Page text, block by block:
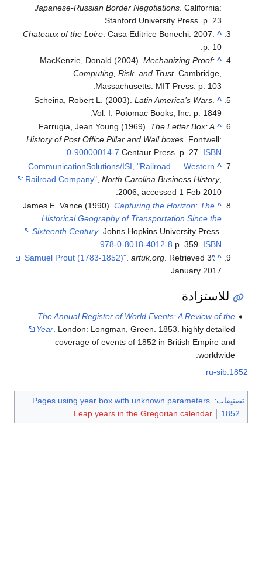
Japanese-Russian Border Negotiations . California:
Stanford University Press. p. 23.
^
Chateaux of the Loire . Casa Editrice Bonechi. 2007.
p. 10.
^
MacKenzie, Donald (2004).Mechanizing Proof:
Computing, Risk, and Trust. Cambridge,
Massachusetts: MIT Press. p. 103.
^
Scheina, Robert L. (2003).Latin America’s Wars
Vol. I. Potomac Books, Inc. p. 1849.
^
Farrugia, Jean Young (1969). The Letter Box: A
History of Post Office Pillar and Wall boxes. Fontwell:
Centaur Press. p. 27. ISBN
0-90000014-7
.
^
CommunicationSolutions/ISI, "Railroad — Western
Railroad Company" ,North Carolina Business History,
2006, accessed 1 Feb 2010.
^
James E. Vance (1990).Capturing the Horizon: The
Historical Geography of Transportation Since the
Sixteenth Century. Johns Hopkins University Press.
p. 359. ISBN
978-0-8018-4012-8
.
^
"Samuel Prout (1783-1852)"
.artuk.org. Retrieved3
January 2017
.
للاستزادة
The Annual Register of World Events: A Review of the
Year. London: Longman, Green. 1853.
highly detailed
coverage of events of 1852 in British Empire and
worldwide.
ru-sib:1852
تصنيفات:
Pages using year box with unknown parameters
1852
Leap years in the Gregorian calendar